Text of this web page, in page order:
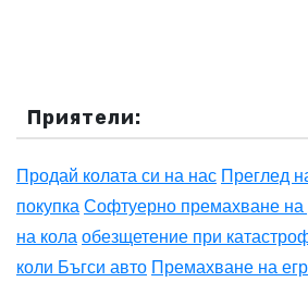
Приятели:
Продай колата си на нас Преглед
покупкаСофтуерно премахване
на колаобезщетение при
коли Бъгси авто Премахване на